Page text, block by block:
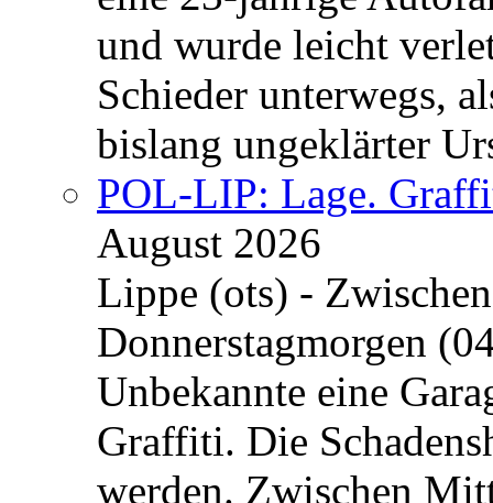
und wurde leicht
Schieder unterwegs,
bislang ungeklärter
POL-LIP: Lage.
August 2026
Lippe (ots) -
Donnerstagmorgen
Unbekannte eine
Graffiti. Die
werden. Zwischen